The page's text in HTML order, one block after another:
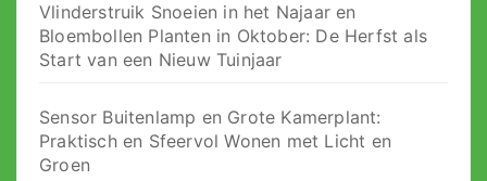
Vlinderstruik Snoeien in het Najaar en
Bloembollen Planten in Oktober: De Herfst als
Start van een Nieuw Tuinjaar
Sensor Buitenlamp en Grote Kamerplant:
Praktisch en Sfeervol Wonen met Licht en
Groen